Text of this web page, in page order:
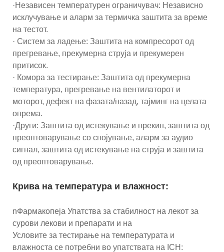
·Независен температурен ограничувач: Независно
исклучување и аларм за термичка заштита за време
на тестот.
· Систем за ладење: Заштита на компресорот од
прегревање, прекумерна струја и прекумерен
притисок.
· Комора за тестирање: Заштита од прекумерна
температура, прегревање на вентилаторот и
моторот, дефект на фазата/назад, тајминг на целата
опрема.
·Други: Заштита од истекување и прекин, заштита од
преоптоварување со спојување, аларм за аудио
сигнал, заштита од истекување на струја и заштита
од преоптоварување.
Крива на температура и влажност:
nФармакопеја Упатства за стабилност на лекот за
сурови лекови и препарати и на
Условите за тестирање на температурата и
влажноста се потребни во упатствата на ICH: